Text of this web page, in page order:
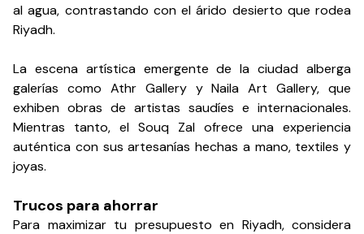
al agua, contrastando con el árido desierto que rodea
Riyadh.
La escena artística emergente de la ciudad alberga
galerías como Athr Gallery y Naila Art Gallery, que
exhiben obras de artistas saudíes e internacionales.
Mientras tanto, el Souq Zal ofrece una experiencia
auténtica con sus artesanías hechas a mano, textiles y
joyas.
Trucos para ahorrar
Para maximizar tu presupuesto en Riyadh, considera